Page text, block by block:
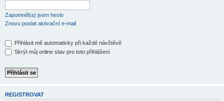
Zapomněl(a) jsem heslo
Znovu poslat aktivační e-mail
Přihlásit mě automaticky při každé návštěvě
Skrýt můj online stav pro toto přihlášení
REGISTROVAT